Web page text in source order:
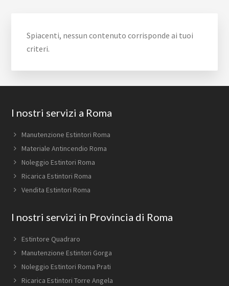
Spiacenti, nessun contenuto corrisponde ai tuoi
criteri.
Footer
I nostri servizi a Roma
Manutenzione Estintori Roma
Materiale Antincendio Roma
Noleggio Estintori Roma
Ricarica Estintori Roma
Vendita Estintori Roma
I nostri servizi in Provincia di Roma
Estintore Quadraro
Manutenzione Estintori Gorga
Noleggio Estintori Roma Prati
Ricarica Estintori Torre Angela